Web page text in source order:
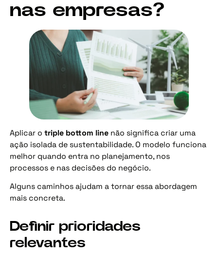
nas empresas?
Aplicar o triple bottom line não significa criar uma
ação isolada de sustentabilidade. O modelo funciona
melhor quando entra no planejamento, nos
processos e nas decisões do negócio.
Alguns caminhos ajudam a tornar essa abordagem
mais concreta.
Definir prioridades
relevantes